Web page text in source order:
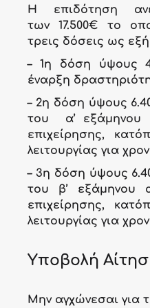
Η επιδότηση
των17.500€ το
τρεις δόσεις ως
– 1η δόση ύψους
έναρξη
– 2η δόση ύψους
του α’ εξάμηνου
επιχείρησης,
λειτουργίας για
– 3η δόση ύψους
του β’ εξάμηνου
επιχείρησης,
λειτουργίας για
Υποβολή
Μην αγχώνεσαι για